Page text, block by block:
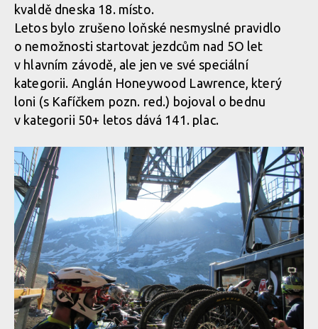
kvaldě dneska 18. místo.
Letos bylo zrušeno loňské nesmyslné pravidlo
o nemožnosti startovat jezdcům nad 5O let
v hlavním závodě, ale jen ve své speciální
kategorii. Anglán Honeywood Lawrence, který
loni (s Kafíčkem pozn. red.) bojoval o bednu
v kategorii 50+ letos dává 141. plac.